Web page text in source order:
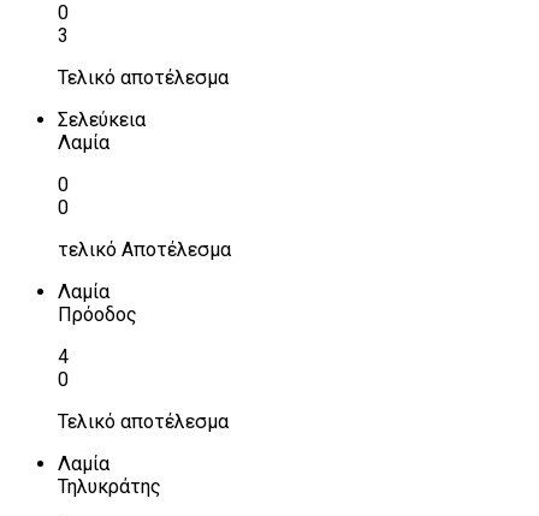
0
3
Τελικό αποτέλεσμα
Σελεύκεια
Λαμία
0
0
τελικό Αποτέλεσμα
Λαμία
Πρόοδος
4
0
Τελικό αποτέλεσμα
Λαμία
Τηλυκράτης